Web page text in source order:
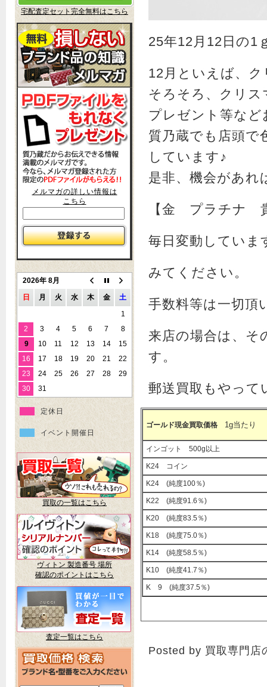
25年12月12日の1
12月といえば、
そろそろ、クリ
プレゼント等など
質乃蔵でも店頭で
しています♪
是非、機会があれ
【金 プラチナ
毎日変動していま
みてください。
手数料等は一切頂
来店の場合は、そ
す。
郵送買取もやって
ゴールド現金買取価格 1g当たり
インゴット 500g以上
K24 コイン
K24 (純度100％)
K22 (純度91.6％)
K20 (純度83.5％)
K18 (純度75.0％)
K14 (純度58.5％)
K10 (純度41.7％)
K 9 (純度37.5％)
Posted by 買取専門
宅配査定セット完全無料はこちら
メルマガの詳しい情報は
こちら
2026年 8月
日
月 火 水 木 金
土
1
2
3 4 5 6 7
8
9
10 11 12 13 14
15
16
17 18 19 20 21
22
23
24 25 26 27 28
29
30
31
定休日
イベント開催日
買取の一覧はこちら
ヴィトン 製造番号 場所
確認のポイントはこちら
査定一覧はこちら